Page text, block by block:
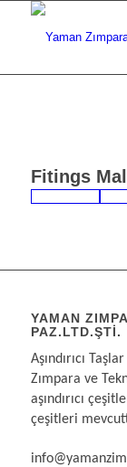
Fitings
YAMAN
PAZ.LTD.ŞTI.
Aşındırıcı
Zımpara ve
aşındırıcı
çeşitleri